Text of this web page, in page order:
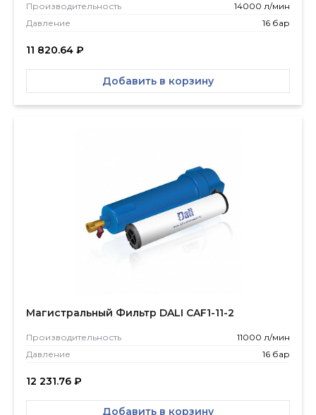
Производитель­ность
14000 л/мин
Давление
16 бар
11 820.64 ₽
Добавить в корзину
Магистральный Фильтр DALI CAF1-11-2
Производитель­ность
11000 л/мин
Давление
16 бар
12 231.76 ₽
Добавить в корзину